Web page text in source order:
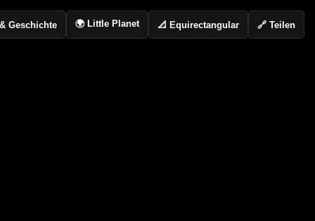
Geschichte 🌍 Little Planet 📐 Equirectangular 🔗 Teilen